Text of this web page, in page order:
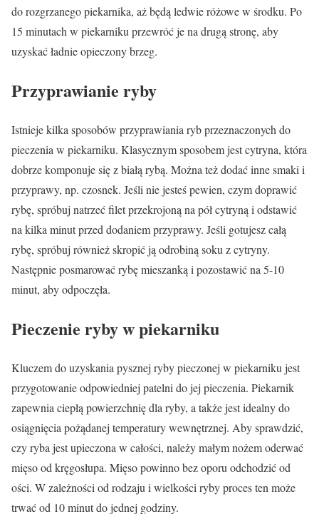
do rozgrzanego piekarnika, aż będą ledwie różowe w środku. Po
15 minutach w piekarniku przewróć je na drugą stronę, aby
uzyskać ładnie opieczony brzeg.
Przyprawianie ryby
Istnieje kilka sposobów przyprawiania ryb przeznaczonych do
pieczenia w piekarniku. Klasycznym sposobem jest cytryna, która
dobrze komponuje się z białą rybą. Można też dodać inne smaki i
przyprawy, np. czosnek. Jeśli nie jesteś pewien, czym doprawić
rybę, spróbuj natrzeć filet przekrojoną na pół cytryną i odstawić
na kilka minut przed dodaniem przyprawy. Jeśli gotujesz całą
rybę, spróbuj również skropić ją odrobiną soku z cytryny.
Następnie posmarować rybę mieszanką i pozostawić na 5-10
minut, aby odpoczęła.
Pieczenie ryby w piekarniku
Kluczem do uzyskania pysznej ryby pieczonej w piekarniku jest
przygotowanie odpowiedniej patelni do jej pieczenia. Piekarnik
zapewnia ciepłą powierzchnię dla ryby, a także jest idealny do
osiągnięcia pożądanej temperatury wewnętrznej. Aby sprawdzić,
czy ryba jest upieczona w całości, należy małym nożem oderwać
mięso od kręgosłupa. Mięso powinno bez oporu odchodzić od
ości. W zależności od rodzaju i wielkości ryby proces ten może
trwać od 10 minut do jednej godziny.